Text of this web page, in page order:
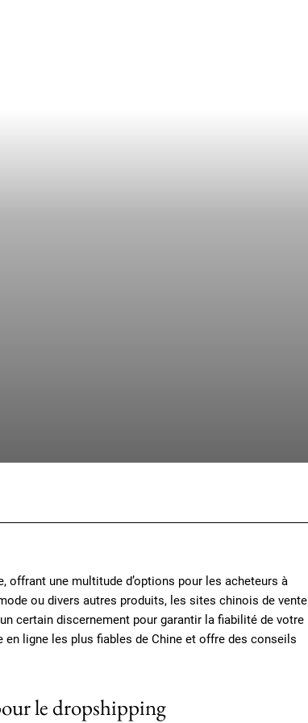
offrant une multitude d’options pour les acheteurs à
ou divers autres produits, les sites chinois de vente
certain discernement pour garantir la fiabilité de votre
ligne les plus fiables de Chine et offre des conseils
le dropshipping